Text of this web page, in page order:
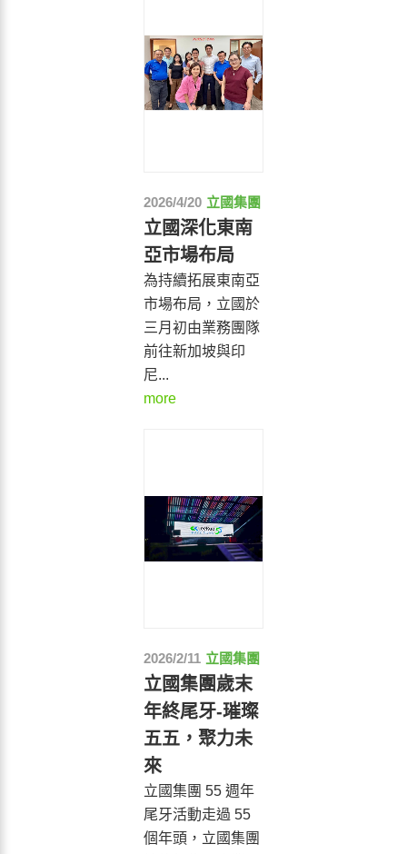
2026/4/20 立國集團
立國深化東南
亞市場布局
為持續拓展東南亞
市場布局，立國於
三月初由業務團隊
前往新加坡與印
尼...
more
2026/2/11 立國集團
立國集團歲末
年終尾牙-璀璨
五五，聚力未
來
立國集團 55 週年
尾牙活動走過 55
個年頭，立國集團